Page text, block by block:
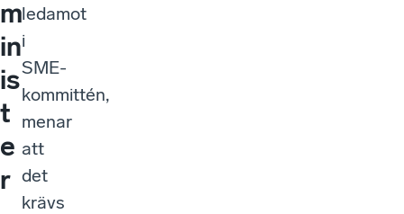
m
in
is
t
e
r
ledamot
i
SME-
kommittén,
menar
att
det
krävs